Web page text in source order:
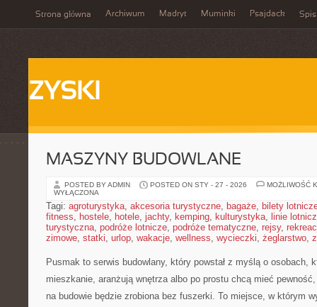
Strona główna Archiwum Madryt Muminki Psajdack Spis
ZYSKI
MASZYNY BUDOWLANE
POSTED BY ADMIN POSTED ON STY - 27 - 2026
MOŻLIWOŚĆ
WYŁĄCZONA
Tagi: agroturystyka, akcesoria turystyczne, bagaże, bilety
fitness, hostele, hotele, jachty, kemping, kulturystyka, linie
turystyczna, podróże lotnicze, podróże tematyczne, rejsy,
zimowe, statki, urlop, wakacje, wellness, wycieczki, żeglarstwo,
Pusmak to serwis budowlany, który powstał z myślą o osobach,
mieszkanie, aranżują wnętrza albo po prostu chcą mieć
na budowie będzie zrobiona bez fuszerki. To miejsce, w którym